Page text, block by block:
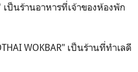
เป็นร้านอาหารที่เจ้าของห้องพัก
WOKBAR" เป็นร้านที่ทำเลดี